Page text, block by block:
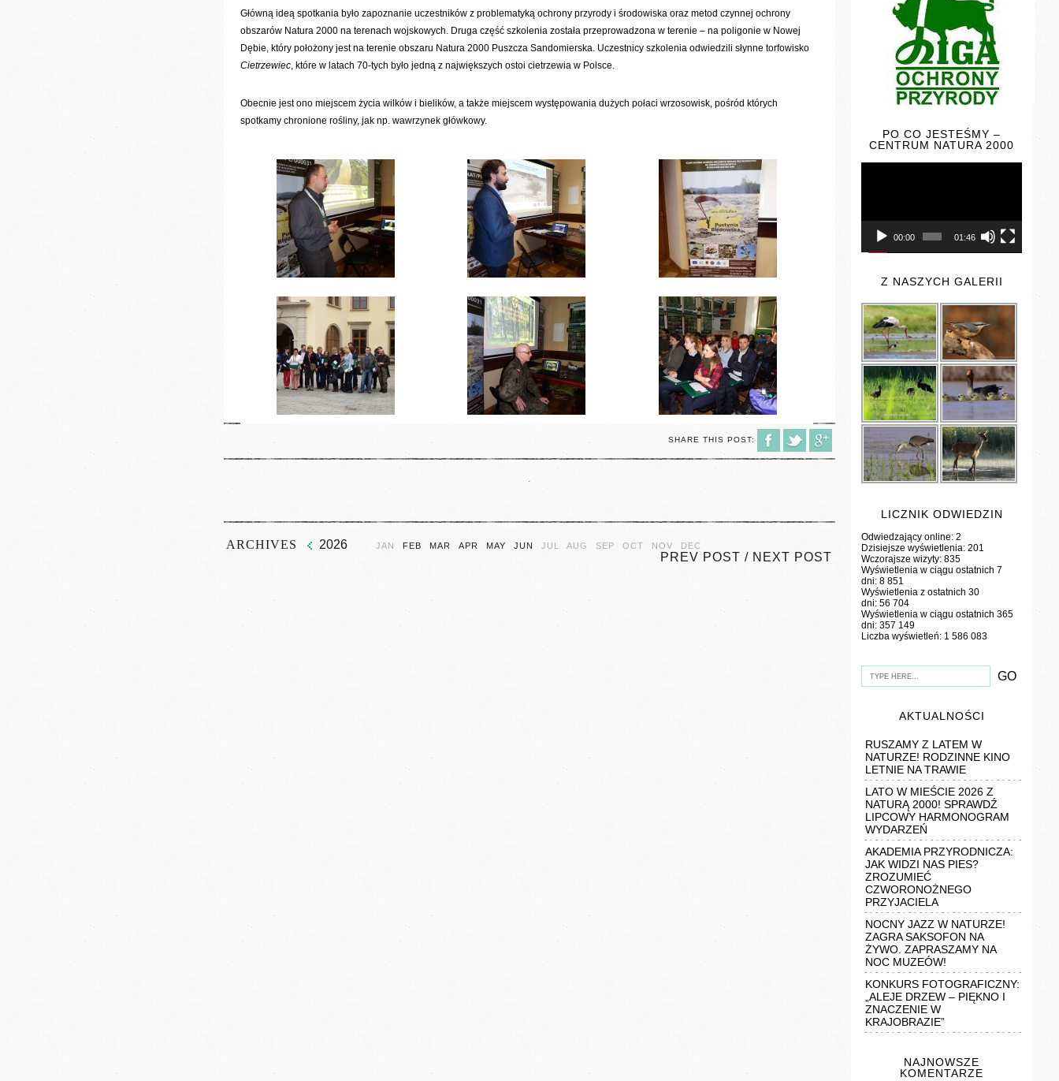
PO CO JESTEŚMY –
CENTRUM NATURA 2000
00:00 01:46
Z NASZYCH GALERII
LICZNIK ODWIEDZIN
Odwiedzający online:2
Dzisiejsze wyświetlenia:201
Wczorajsze wizyty:835
Wyświetlenia w ciągu ostatnich 7
dni:8 851
Wyświetlenia z ostatnich 30
dni:56 704
Wyświetlenia w ciągu ostatnich 365
dni:357 149
Liczba wyświetleń: 1 586 083
AKTUALNOŚCI
RUSZAMY Z LATEM W
NATURZE! RODZINNE KINO
LETNIE NA TRAWIE
LATO W MIEŚCIE 2026 Z
NATURĄ 2000! SPRAWDŹ
LIPCOWY HARMONOGRAM
WYDARZEŃ
AKADEMIA PRZYRODNICZA:
JAK WIDZI NAS PIES?
ZROZUMIEĆ
CZWORONOŻNEGO
PRZYJACIELA
NOCNY JAZZ W NATURZE!
ZAGRA SAKSOFON NA
ŻYWO. ZAPRASZAMY NA
NOC MUZEÓW!
KONKURS FOTOGRAFICZNY:
„ALEJE DRZEW – PIĘKNO I
ZNACZENIE W
KRAJOBRAZIE”
NAJNOWSZE
KOMENTARZE
Główną ideą spotkania było zapoznanie uczestników z problematyką ochrony przyrody i środowiska oraz metod czynnej ochrony
obszarów Natura 2000 na terenach wojskowych. Druga część szkolenia została przeprowadzona w terenie – na poligonie w Nowej
Dębie, który położony jest na terenie obszaru Natura 2000 Puszcza Sandomierska. Uczestnicy szkolenia odwiedzili słynne torfowisko
Cietrzewiec, które w latach 70-tych było jedną z największych ostoi cietrzewia w Polsce.
Obecnie jest ono miejscem życia wilków i bielików, a także miejscem występowania dużych połaci wrzosowisk, pośród których
spotkamy chronione rośliny, jak np. wawrzynek główkowy.
SHARE THIS POST:
.
ARCHIVES 2026 JAN FEB MAR APR MAY JUN JUL AUG SEP OCT NOV DEC
PREV POST / NEXT POST